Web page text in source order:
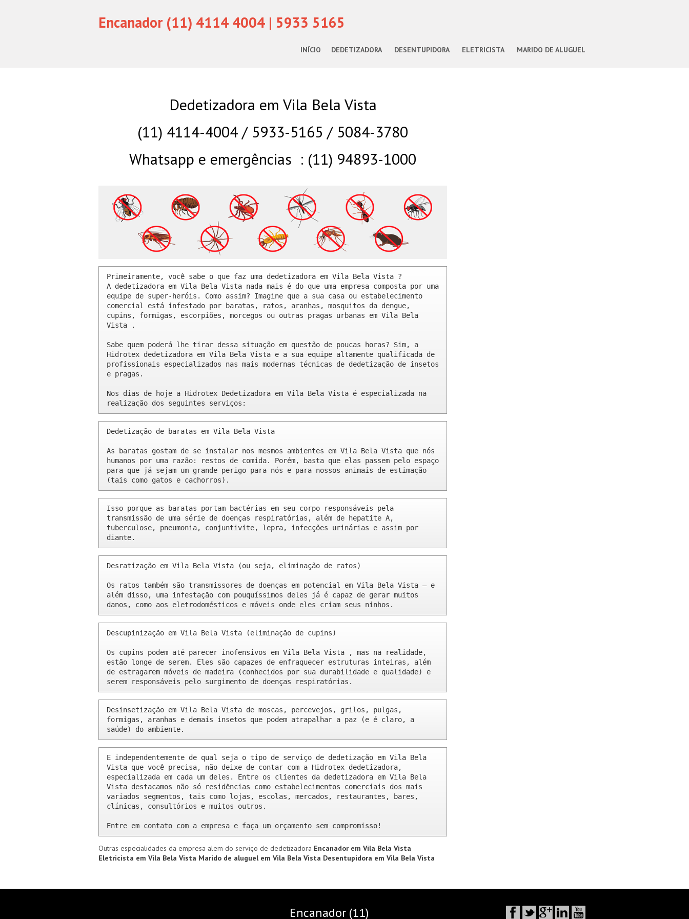
Encanador (11) 4114 4004 | 5933 5165
INÍCIO DEDETIZADORA DESENTUPIDORA ELETRICISTA MARIDO DE ALUGUEL
Dedetizadora em Vila Bela Vista
(11) 4114-4004 / 5933-5165 / 5084-3780
Whatsapp e emergências : (11) 94893-1000
Primeiramente, você sabe o que faz uma dedetizadora em Vila Bela Vista ?
A dedetizadora em Vila Bela Vista nada mais é do que uma empresa composta por uma
equipe de super-heróis. Como assim? Imagine que a sua casa ou estabelecimento
comercial está infestado por baratas, ratos, aranhas, mosquitos da dengue,
cupins, formigas, escorpiões, morcegos ou outras pragas urbanas em Vila Bela
Vista .
Sabe quem poderá lhe tirar dessa situação em questão de poucas horas? Sim, a
Hidrotex dedetizadora em Vila Bela Vista e a sua equipe altamente qualificada de
profissionais especializados nas mais modernas técnicas de dedetização de insetos
e pragas.
Nos dias de hoje a Hidrotex Dedetizadora em Vila Bela Vista é especializada na
realização dos seguintes serviços:
Dedetização de baratas em Vila Bela Vista
As baratas gostam de se instalar nos mesmos ambientes em Vila Bela Vista que nós
humanos por uma razão: restos de comida. Porém, basta que elas passem pelo espaço
para que já sejam um grande perigo para nós e para nossos animais de estimação
(tais como gatos e cachorros).
Isso porque as baratas portam bactérias em seu corpo responsáveis pela
transmissão de uma série de doenças respiratórias, além de hepatite A,
tuberculose, pneumonia, conjuntivite, lepra, infecções urinárias e assim por
diante.
Desratização em Vila Bela Vista (ou seja, eliminação de ratos)
Os ratos também são transmissores de doenças em potencial em Vila Bela Vista – e
além disso, uma infestação com pouquíssimos deles já é capaz de gerar muitos
danos, como aos eletrodomésticos e móveis onde eles criam seus ninhos.
Descupinização em Vila Bela Vista (eliminação de cupins)
Os cupins podem até parecer inofensivos em Vila Bela Vista , mas na realidade,
estão longe de serem. Eles são capazes de enfraquecer estruturas inteiras, além
de estragarem móveis de madeira (conhecidos por sua durabilidade e qualidade) e
serem responsáveis pelo surgimento de doenças respiratórias.
Desinsetização em Vila Bela Vista de moscas, percevejos, grilos, pulgas,
formigas, aranhas e demais insetos que podem atrapalhar a paz (e é claro, a
saúde) do ambiente.
E independentemente de qual seja o tipo de serviço de dedetização em Vila Bela
Vista que você precisa, não deixe de contar com a Hidrotex dedetizadora,
especializada em cada um deles. Entre os clientes da dedetizadora em Vila Bela
Vista destacamos não só residências como estabelecimentos comerciais dos mais
variados segmentos, tais como lojas, escolas, mercados, restaurantes, bares,
clínicas, consultórios e muitos outros.
Entre em contato com a empresa e faça um orçamento sem compromisso!
Outras especialidades da empresa alem do serviço de dedetizadora Encanador em Vila Bela Vista
Eletricista em Vila Bela Vista Marido de aluguel em Vila Bela Vista Desentupidora em Vila Bela Vista
Encanador (11)